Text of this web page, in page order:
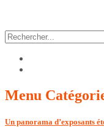
Menu
Un panorama d’exposants